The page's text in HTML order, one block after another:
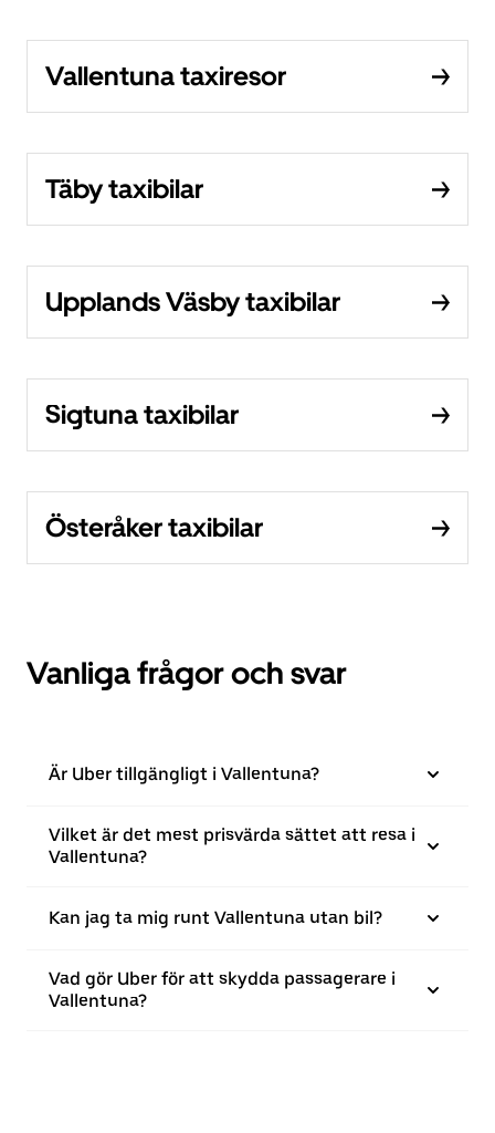
Vallentuna taxiresor
Täby taxibilar
Upplands Väsby taxibilar
Sigtuna taxibilar
Österåker taxibilar
Vanliga frågor och svar
Är Uber tillgängligt i Vallentuna?
Vilket är det mest prisvärda sättet att resa i
Vallentuna?
Kan jag ta mig runt Vallentuna utan bil?
Vad gör Uber för att skydda passagerare i
Vallentuna?